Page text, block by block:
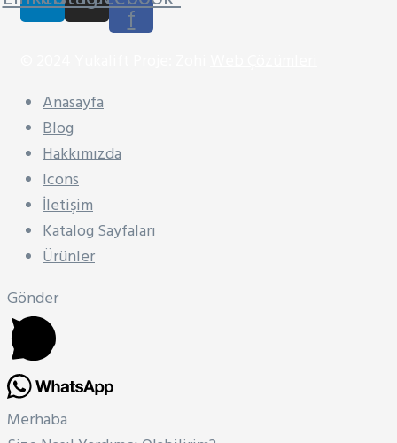
f
Anasayfa
Blog
Hakkımızda
Icons
İletişim
Katalog Sayfaları
Ürünler
Gönder
Merhaba